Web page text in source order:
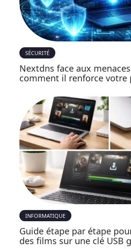
SÉCURITÉ
Nextdns face aux
comment il renforce votre
INFORMATIQUE
Guide étape par étape
des films sur une clé USB